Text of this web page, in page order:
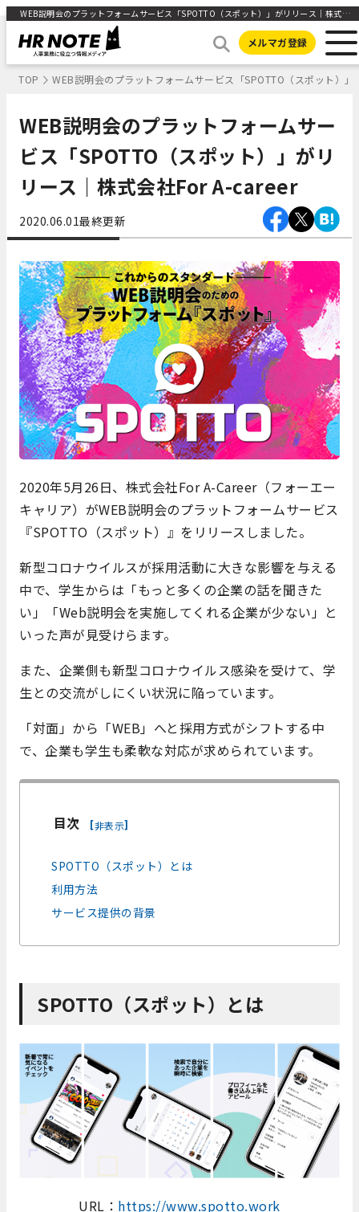
WEB説明会のプラットフォームサービス「SPOTTO（スポット）」がリリース｜株式会社For A-career ｜HR NOTE
メルマガ登録
TOP WEB説明会のプラットフォームサービス「SPOTTO（スポット）
WEB説明会のプラットフォームサー
ビス「SPOTTO（スポット）」がリ
リース｜株式会社For A-career
2020.06.01最終更新
2020年5月26日、株式会社For A-Career（フォーエー
キャリア）がWEB説明会のプラットフォームサービス
『SPOTTO（スポット）』をリリースしました。
新型コロナウイルスが採用活動に大きな影響を与える
中で、学生からは「もっと多くの企業の話を聞きた
い」「Web説明会を実施してくれる企業が少ない」と
いった声が見受けらます。
また、企業側も新型コロナウイルス感染を受けて、学
生との交流がしにくい状況に陥っています。
「対面」から「WEB」へと採用方式がシフトする中
で、企業も学生も柔軟な対応が求められています。
目次 [非表示]
SPOTTO（スポット）とは
利用方法
サービス提供の背景
SPOTTO（スポット）とは
URL： https://www.spotto.work